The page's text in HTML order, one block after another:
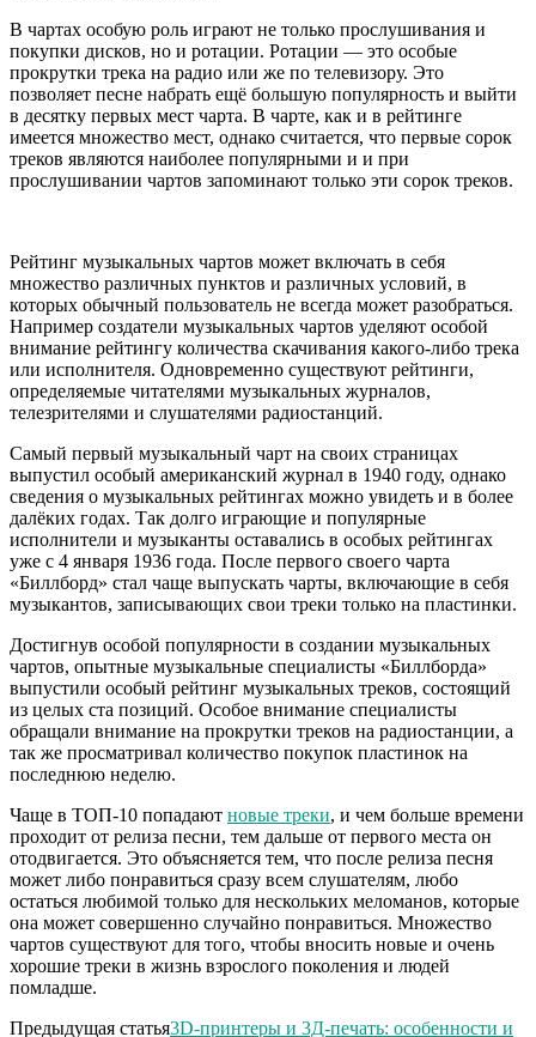
В чартах особую роль играют не только прослушивания и
покупки дисков, но и ротации. Ротации — это особые
прокрутки трека на радио или же по телевизору. Это
позволяет песне набрать ещё большую популярность и выйти
в десятку первых мест чарта. В чарте, как и в рейтинге
имеется множество мест, однако считается, что первые сорок
треков являются наиболее популярными и и при
прослушивании чартов запоминают только эти сорок треков.
Рейтинг музыкальных чартов может включать в себя
множество различных пунктов и различных условий, в
которых обычный пользователь не всегда может разобраться.
Например создатели музыкальных чартов уделяют особой
внимание рейтингу количества скачивания какого-либо трека
или исполнителя. Одновременно существуют рейтинги,
определяемые читателями музыкальных журналов,
телезрителями и слушателями радиостанций.
Самый первый музыкальный чарт на своих страницах
выпустил особый американский журнал в 1940 году, однако
сведения о музыкальных рейтингах можно увидеть и в более
далёких годах. Так долго играющие и популярные
исполнители и музыканты оставались в особых рейтингах
уже с 4 января 1936 года. После первого своего чарта
«Биллборд» стал чаще выпускать чарты, включающие в себя
музыкантов, записывающих свои треки только на пластинки.
Достигнув особой популярности в создании музыкальных
чартов, опытные музыкальные специалисты «Биллборда»
выпустили особый рейтинг музыкальных треков, состоящий
из целых ста позиций. Особое внимание специалисты
обращали внимание на прокрутки треков на радиостанции, а
так же просматривал количество покупок пластинок на
последнюю неделю.
Чаще в ТОП-10 попадают новые треки, и чем больше времени
проходит от релиза песни, тем дальше от первого места он
отодвигается. Это объясняется тем, что после релиза песня
может либо понравиться сразу всем слушателям, любо
остаться любимой только для нескольких меломанов, которые
она может совершенно случайно понравиться. Множество
чартов существуют для того, чтобы вносить новые и очень
хорошие треки в жизнь взрослого поколения и людей
помладше.
Предыдущая статья3D-принтеры и 3Д-печать: особенности и